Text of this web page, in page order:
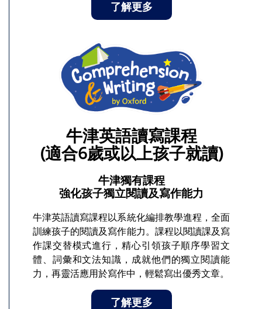
了解更多
牛津英語讀寫課程
(適合6歲或以上孩子就讀)
牛津獨有課程
強化孩子獨立閱讀及寫作能力
牛津英語讀寫課程以系統化編排教學進程，全面
訓練孩子的閱讀及寫作能力。課程以閱讀課及寫
作課交替模式進行，精心引領孩子順序學習文
體、詞彙和文法知識，成就他們的獨立閱讀能
力，再靈活應用於寫作中，輕鬆寫出優秀文章。
了解更多